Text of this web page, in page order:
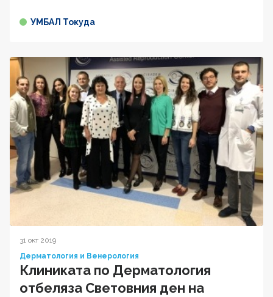
УМБАЛ Токуда
31 окт 2019
Дерматология и Венерология
Клиниката по Дерматология
отбеляза Световния ден на